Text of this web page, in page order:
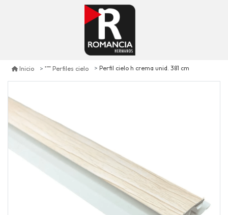
Inicio Perfiles cielo Perfil cielo h crema unid. 381 cm